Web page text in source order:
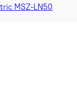
MSZ-LN50